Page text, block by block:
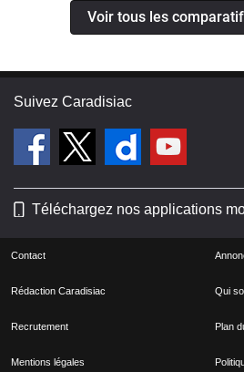
Voir tous les
Suivez Caradisiac
Téléchargez nos applications
Contact
Rédaction Caradisiac Qui
Recrutement Plan
Mentions légales